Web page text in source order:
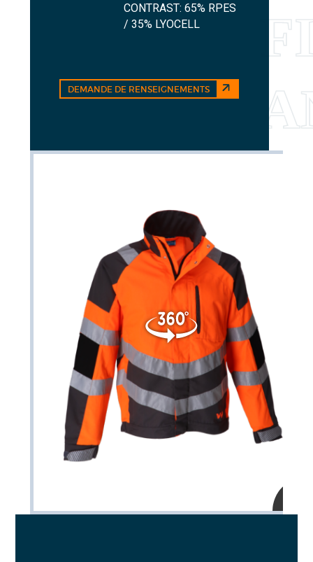
CONTRAST: 65% RPES
/ 35% LYOCELL
DEMANDE DE RENSEIGNEMENTS